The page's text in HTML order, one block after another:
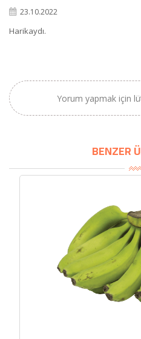
23.10.2022
Harikaydı.
Yorum yapmak için
BENZER